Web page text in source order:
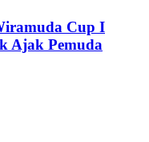
Cup I
Ajak Pemuda